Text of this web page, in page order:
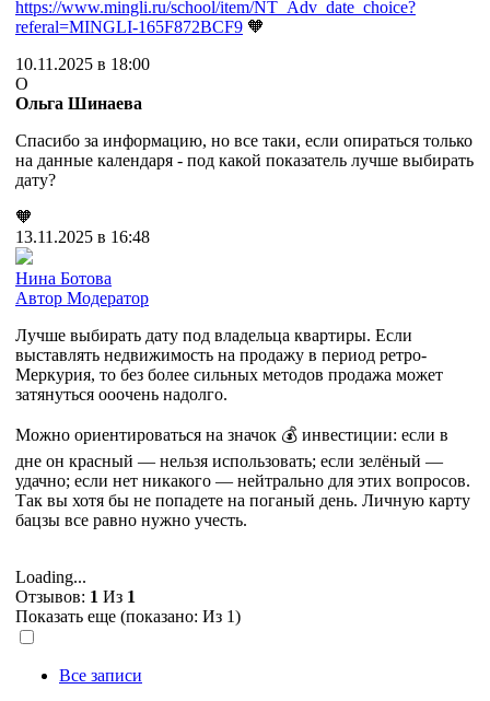
https://www.mingli.ru/school/item/NT_Adv_date_choice?
referal=MINGLI-165F872BCF9 🧡
10.11.2025 в 18:00
О
Ольга Шинаева
Спасибо за информацию, но все таки, если опираться только
на данные календаря - под какой показатель лучше выбирать
дату?
🧡
13.11.2025 в 16:48
Нина Ботова
Автор Модератор
Лучше выбирать дату под владельца квартиры. Если
выставлять недвижимость на продажу в период ретро-
Меркурия, то без более сильных методов продажа может
затянуться ооочень надолго.
Можно ориентироваться на значок 💰 инвестиции: если в
дне он красный — нельзя использовать; если зелёный —
удачно; если нет никакого — нейтрально для этих вопросов.
Так вы хотя бы не попадете на поганый день. Личную карту
бацзы все равно нужно учесть.
Loading...
Отзывов: 1 Из 1
Показать еще (показано: Из 1)
Все записи